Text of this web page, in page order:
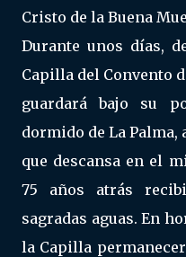
Cristo de la Buena
Durante unos días,
Capilla del Convento
guardará bajo su
dormido de La Palma,
que descansa en el
75 años atrás
sagradas aguas. En
la Capilla